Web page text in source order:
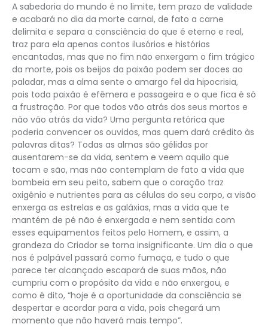
A sabedoria do mundo é no limite, tem prazo de validade
e acabará no dia da morte carnal, de fato a carne
delimita e separa a consciência do que é eterno e real,
traz para ela apenas contos ilusórios e histórias
encantadas, mas que no fim não enxergam o fim trágico
da morte, pois os beijos da paixão podem ser doces ao
paladar, mas a alma sente o amargo fel da hipocrisia,
pois toda paixão é efêmera e passageira e o que fica é só
a frustração. Por que todos vão atrás dos seus mortos e
não vão atrás da vida? Uma pergunta retórica que
poderia convencer os ouvidos, mas quem dará crédito às
palavras ditas? Todas as almas são gélidas por
ausentarem-se da vida, sentem e veem aquilo que
tocam e são, mas não contemplam de fato a vida que
bombeia em seu peito, sabem que o coração traz
oxigênio e nutrientes para as células do seu corpo, a visão
enxerga as estrelas e as galáxias, mas a vida que te
mantém de pé não é enxergada e nem sentida com
esses equipamentos feitos pelo Homem, e assim, a
grandeza do Criador se torna insignificante. Um dia o que
nos é palpável passará como fumaça, e tudo o que
parece ter alcançado escapará de suas mãos, não
cumpriu com o propósito da vida e não enxergou, e
como é dito, “hoje é a oportunidade da consciência se
despertar e acordar para a vida, pois chegará um
momento que não haverá mais tempo”.